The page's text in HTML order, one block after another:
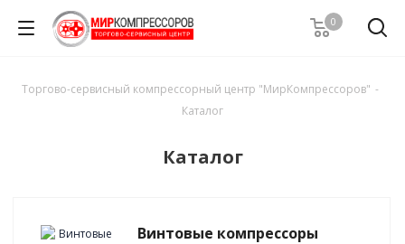
0
Торгово-сервисный компрессорный центр "МирКомпрессоров" -
Каталог
Каталог
Винтовые компрессоры